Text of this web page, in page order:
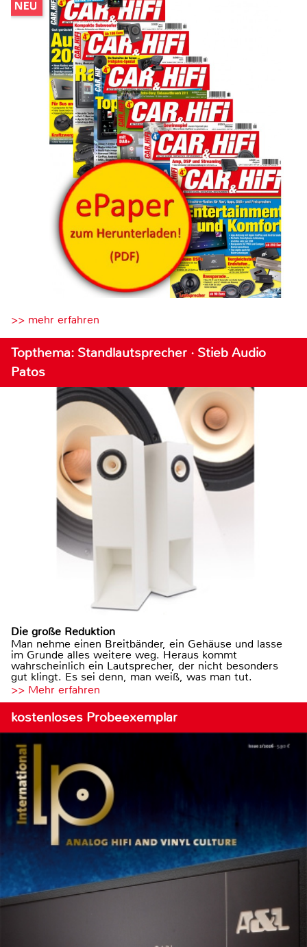
>> mehr erfahren
Topthema: Standlautsprecher · Stieb Audio
Patos
Die große Reduktion
Man nehme einen Breitbänder, ein Gehäuse und lasse
im Grunde alles weitere weg. Heraus kommt
wahrscheinlich ein Lautsprecher, der nicht besonders
gut klingt. Es sei denn, man weiß, was man tut.
>> Mehr erfahren
kostenloses Probeexemplar